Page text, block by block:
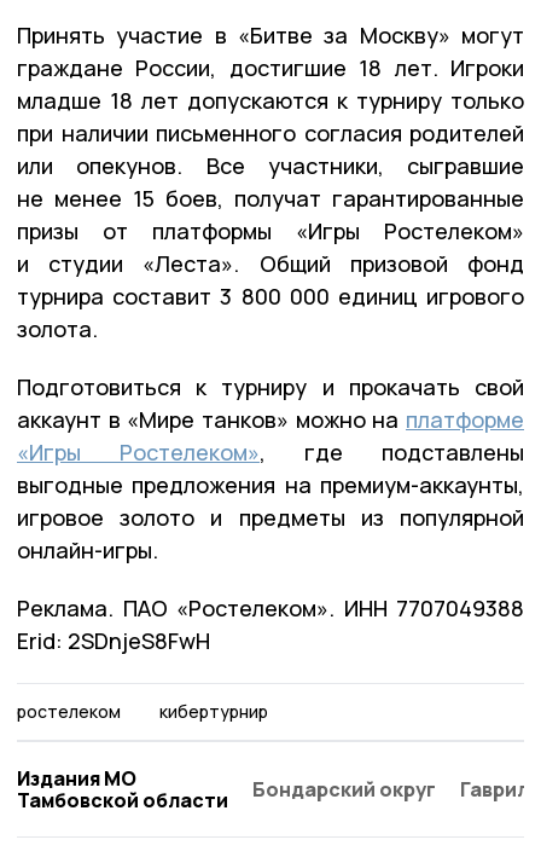
Принять участие в «Битве за Москву» могут
граждане России, достигшие 18 лет. Игроки
младше 18 лет допускаются к турниру только
при наличии письменного согласия родителей
или опекунов. Все участники, сыгравшие
не менее 15 боев, получат гарантированные
призы от платформы «Игры Ростелеком»
и студии «Леста». Общий призовой фонд
турнира составит 3 800 000 единиц игрового
золота.
Подготовиться к турниру и прокачать свой
аккаунт в «Мире танков» можно на платформе
«Игры Ростелеком», где подставлены
выгодные предложения на премиум-аккаунты,
игровое золото и предметы из популярной
онлайн-игры.
Реклама. ПАО «Ростелеком». ИНН 7707049388
Erid: 2SDnjeS8FwH
ростелеком кибертурнир
Издания МО
Тамбовской области
Бондарский округ